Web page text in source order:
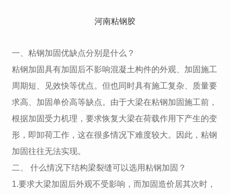
河南粘钢胶
一、粘钢加固优缺点分别是什么？
粘钢加固具有加固后不影响混凝土构件的外观、加固施工
周期短、见效快等优点。但也同时具有施工复杂、质量要
求高、加固单价高等缺点。由于大梁在粘钢加固施工前，
根据加固受力机理，要求恢复大梁在荷载作用下产生的变
形，即卸荷工作，这在很多情况下难度较大。因此，粘钢
加固往往无法实现。
二、 什么情况下结构梁裂缝可以选用粘钢加固？
1.要求大梁加固后外观不受影响，而加固造价居其次时，